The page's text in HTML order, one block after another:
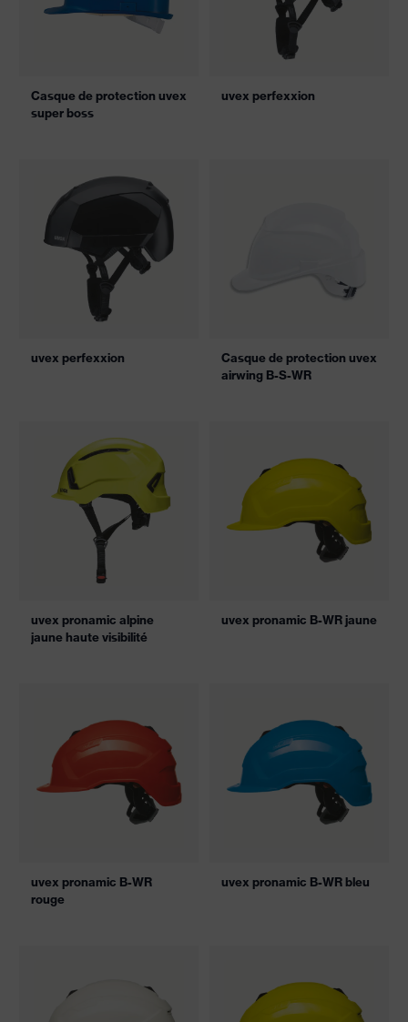
Casque de protection uvex
super boss
uvex perfexxion
uvex perfexxion
Casque de protection uvex
airwing B-S-WR
uvex pronamic alpine
jaune haute visibilité
uvex pronamic B-WR jaune
uvex pronamic B-WR
rouge
uvex pronamic B-WR bleu